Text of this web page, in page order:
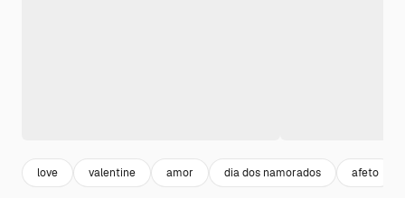
love valentine amor dia dos namorados afeto